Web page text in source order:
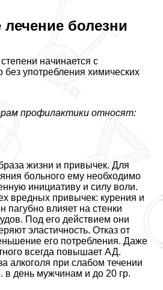
болезни
начинается с
без употрeбления химических
профилактики относят:
жизни и привычек. Для
больного ему необходимо
инициативу и силу воли.
вредных привычек: курения и
пагубно влияет на стенки
Под его действием они
эластичность. Отказ от
его потрeбления. Даже
всегда повышает АД.
алкоголя при слабом течении
в день мужчинам и до 20 гр.